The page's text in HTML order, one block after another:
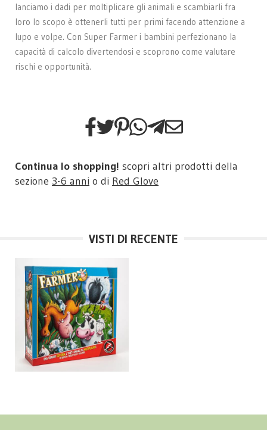
lanciamo i dadi per moltiplicare gli animali e scambiarli fra
loro lo scopo è ottenerli tutti per primi facendo attenzione a
lupo e volpe. Con Super Farmer i bambini perfezionano la
capacità di calcolo divertendosi e scoprono come valutare
rischi e opportunità.
Continua lo shopping! scopri altri prodotti della
sezione 3-6 anni o di Red Glove
VISTI DI RECENTE